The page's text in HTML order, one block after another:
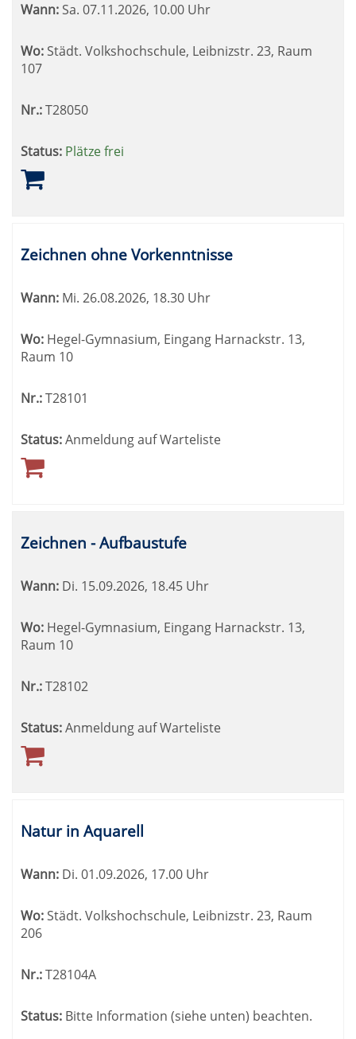
Wann: Sa. 07.11.2026, 10.00 Uhr
Wo: Städt. Volkshochschule, Leibnizstr. 23, Raum
107
Nr.:T28050
Status: Plätze frei
Zeichnen ohne Vorkenntnisse
Wann: Mi. 26.08.2026, 18.30 Uhr
Wo: Hegel-Gymnasium, Eingang Harnackstr. 13,
Raum 10
Nr.:T28101
Status:Anmeldung auf Warteliste
Zeichnen - Aufbaustufe
Wann: Di. 15.09.2026, 18.45 Uhr
Wo: Hegel-Gymnasium, Eingang Harnackstr. 13,
Raum 10
Nr.:T28102
Status:Anmeldung auf Warteliste
Natur in Aquarell
Wann: Di. 01.09.2026, 17.00 Uhr
Wo:Städt. Volkshochschule, Leibnizstr. 23, Raum
206
Nr.:T28104A
Status: Bitte Information (siehe unten) beachten.